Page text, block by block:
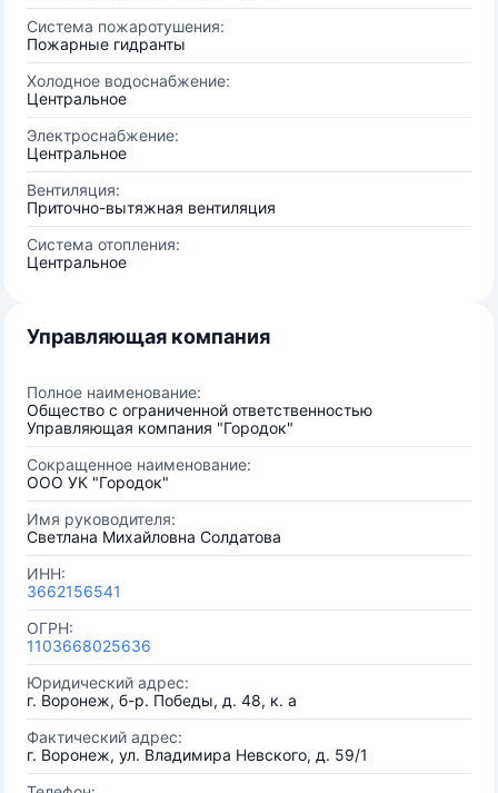
Система пожаротушения:
Пожарные гидранты
Холодное водоснабжение:
Центральное
Электроснабжение:
Центральное
Вентиляция:
Приточно-вытяжная вентиляция
Система отопления:
Центральное
Управляющая компания
Полное наименование:
Общество с ограниченной ответственностью
Управляющая компания "Городок"
Сокращенное наименование:
ООО УК "Городок"
Имя руководителя:
Светлана Михайловна Солдатова
ИНН:
3662156541
ОГРН:
1103668025636
Юридический адрес:
г. Воронеж, б-р. Победы, д. 48, к. а
Фактический адрес:
г. Воронеж, ул. Владимира Невского, д. 59/1